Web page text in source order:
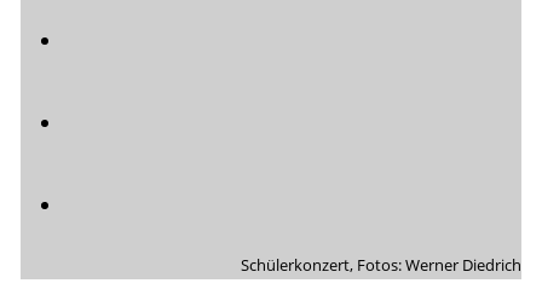
Schülerkonzert, Fotos: Werner Diedrich